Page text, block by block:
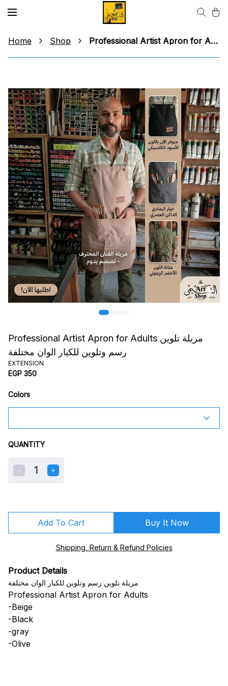
Home Shop Professional Artist Apron for Adults مريلة تلوين رسم وتلوين للكبار الوان مختلفة
Professional Artist Apron for Adults مريلة تلوين
رسم وتلوين للكبار الوان مختلفة
EXTENSION
EGP 350
Colors
QUANTITY
1
Add To Cart Buy It Now
Shipping, Return & Refund Policies
Product Details
مريلة تلوين رسم وتلوين للكبار الوان مختلفة
Professional Artist Apron for Adults
-Beige
-Black
-gray
-Olive